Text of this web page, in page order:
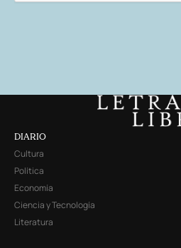
DIARIO
Cultura
Política
Economía
Ciencia y Tecnología
Literatura